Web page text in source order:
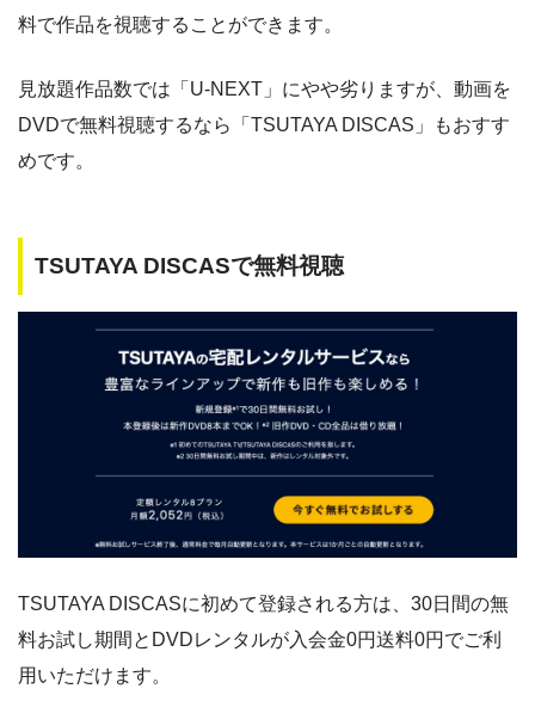
料で作品を視聴することができます。
見放題作品数では「U-NEXT」にやや劣りますが、動画を
DVDで無料視聴するなら「TSUTAYA DISCAS」もおすす
めです。
TSUTAYA DISCASで無料視聴
TSUTAYA DISCASに初めて登録される方は、30日間の無
料お試し期間とDVDレンタルが入会金0円送料0円でご利
用いただけます。